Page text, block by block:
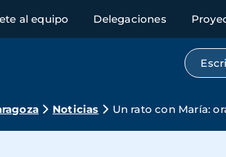
al equipo Delegaciones
Noticias Un rato con María: